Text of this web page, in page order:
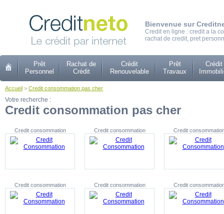
Bienvenue sur
Credit en ligne : credit a la
rachat de credit, pret
Prêt
Personnel
Rachat de
Crédit
Crédit
Renouvelable
Prêt
Travaux
Crédit
Accueil > Credit consommation pas cher
Votre recherche :
Credit consommation pas cher
Credit consommation Credit consommation Credit
Credit consommation Credit consommation Credit